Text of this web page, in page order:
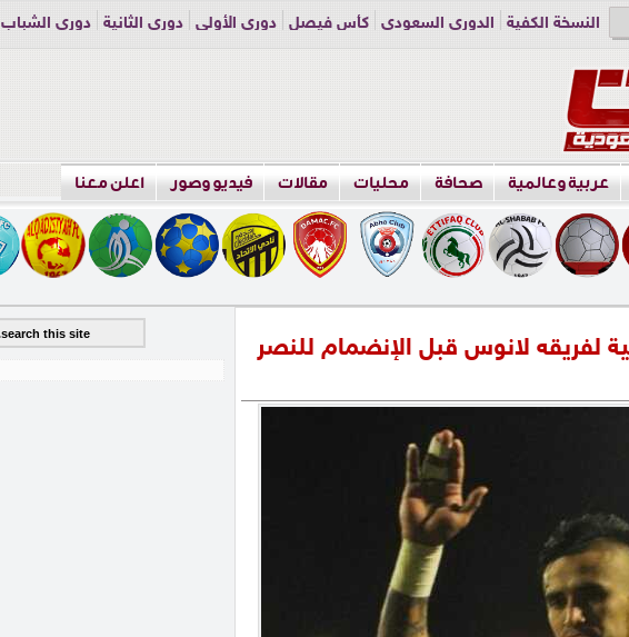
النسخة الكفية الدوري السعودي كأس فيصل دوري الأولى دوري الثانية
دوري الشباب
عربية وعالمية صحافة محليات مقالات فيديو وصور اعلن معنا
لفريقه لانوس قبل الإنضمام للنصر